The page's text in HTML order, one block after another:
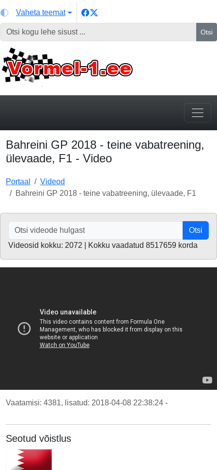
Vaheta teemat
Otsi
Bahreini GP 2018 - teine vabatreening,
ülevaade, F1 - Video
Portaal
Videod
Bahreini GP 2018 - teine vabatreening, ülevaade, F1
Otsi
Videosid kokku: 2072 | Kokku vaadatud 8517659 korda
Vaatamisi: 4381, lisatud: 2018-04-08 22:38:24 -
Seotud võistlus